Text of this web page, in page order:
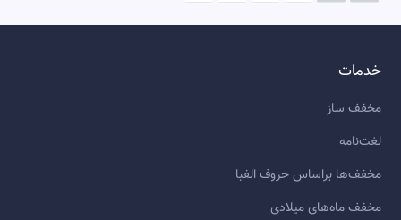
خدمات
مخفف ساز
لغت‌نامه
مخفف‌ها براساس حروف الفبا
مخفف ماه‌های میلادی